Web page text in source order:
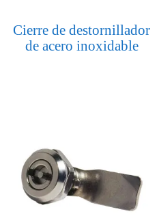
Cierre de destornillador
de acero inoxidable